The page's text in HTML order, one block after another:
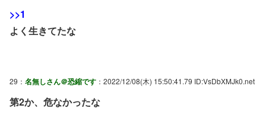
>>1
よく生きてたな
29： 名無しさん＠恐縮です ：2022/12/08(木) 15:50:41.79 ID:VsDbXMJk0.net
第2か、危なかったな